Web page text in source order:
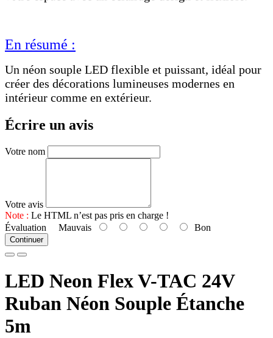
En résumé :
Un néon souple LED flexible et puissant, idéal pour
créer des décorations lumineuses modernes en
intérieur comme en extérieur.
Écrire un avis
Votre nom
Votre avis
Note : Le HTML n’est pas pris en charge !
Évaluation Mauvais Bon
Continuer
LED Neon Flex V-TAC 24V
Ruban Néon Souple Étanche
5m